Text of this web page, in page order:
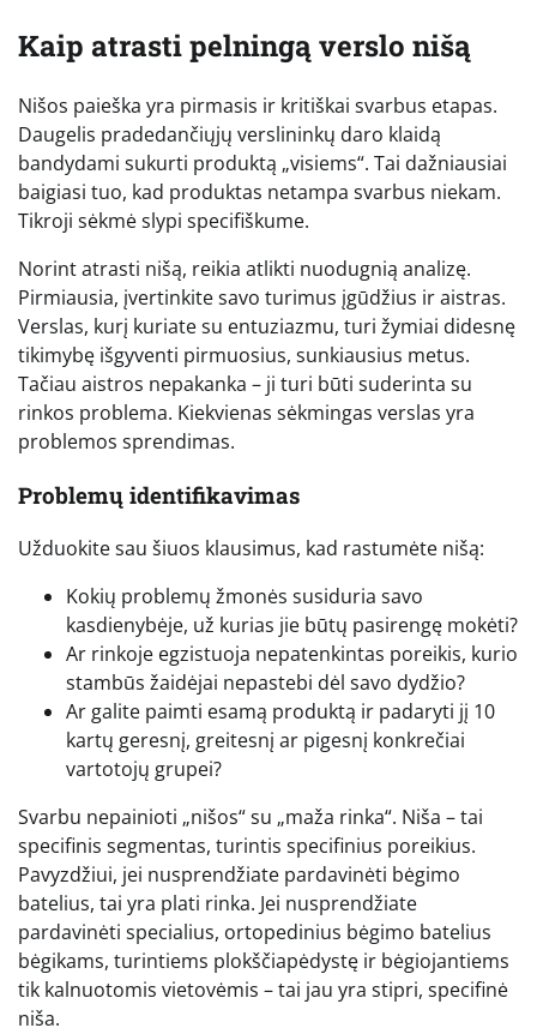
Kaip atrasti pelningą verslo nišą
Nišos paieška yra pirmasis ir kritiškai svarbus etapas.
Daugelis pradedančiųjų verslininkų daro klaidą
bandydami sukurti produktą „visiems“. Tai dažniausiai
baigiasi tuo, kad produktas netampa svarbus niekam.
Tikroji sėkmė slypi specifiškume.
Norint atrasti nišą, reikia atlikti nuodugnią analizę.
Pirmiausia, įvertinkite savo turimus įgūdžius ir aistras.
Verslas, kurį kuriate su entuziazmu, turi žymiai didesnę
tikimybę išgyventi pirmuosius, sunkiausius metus.
Tačiau aistros nepakanka – ji turi būti suderinta su
rinkos problema. Kiekvienas sėkmingas verslas yra
problemos sprendimas.
Problemų identifikavimas
Užduokite sau šiuos klausimus, kad rastumėte nišą:
Kokių problemų žmonės susiduria savo
kasdienybėje, už kurias jie būtų pasirengę mokėti?
Ar rinkoje egzistuoja nepatenkintas poreikis, kurio
stambūs žaidėjai nepastebi dėl savo dydžio?
Ar galite paimti esamą produktą ir padaryti jį 10
kartų geresnį, greitesnį ar pigesnį konkrečiai
vartotojų grupei?
Svarbu nepainioti „nišos“ su „maža rinka“. Niša – tai
specifinis segmentas, turintis specifinius poreikius.
Pavyzdžiui, jei nusprendžiate pardavinėti bėgimo
batelius, tai yra plati rinka. Jei nusprendžiate
pardavinėti specialius, ortopedinius bėgimo batelius
bėgikams, turintiems plokščiapėdystę ir bėgiojantiems
tik kalnuotomis vietovėmis – tai jau yra stipri, specifinė
niša.